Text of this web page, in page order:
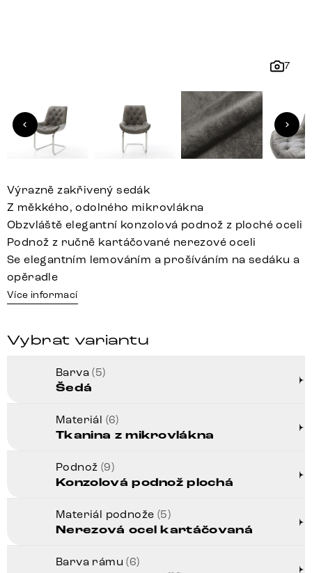
7
Výrazně zakřivený sedák
Z měkkého, odolného mikrovlákna
Obzvláště elegantní konzolová podnož z ploché oceli
Podnož z ručně kartáčované nerezové oceli
Se elegantním lemováním a prošíváním na sedáku a
opěradle
Více informací
Vybrat variantu
Barva(5)
Šedá
Materiál (6)
Tkanina z mikrovlákna
Podnož (9)
Konzolová podnož plochá
Materiál podnože (5)
Nerezová ocel kartáčovaná
Barva rámu(6)